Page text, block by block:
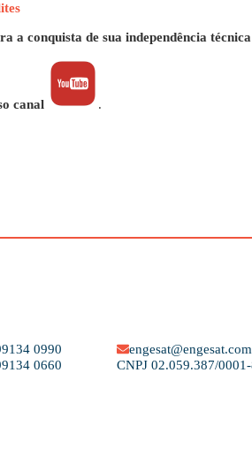
a conquista de sua independência
canal .
0990
0660
CNPJ 02.059.387/